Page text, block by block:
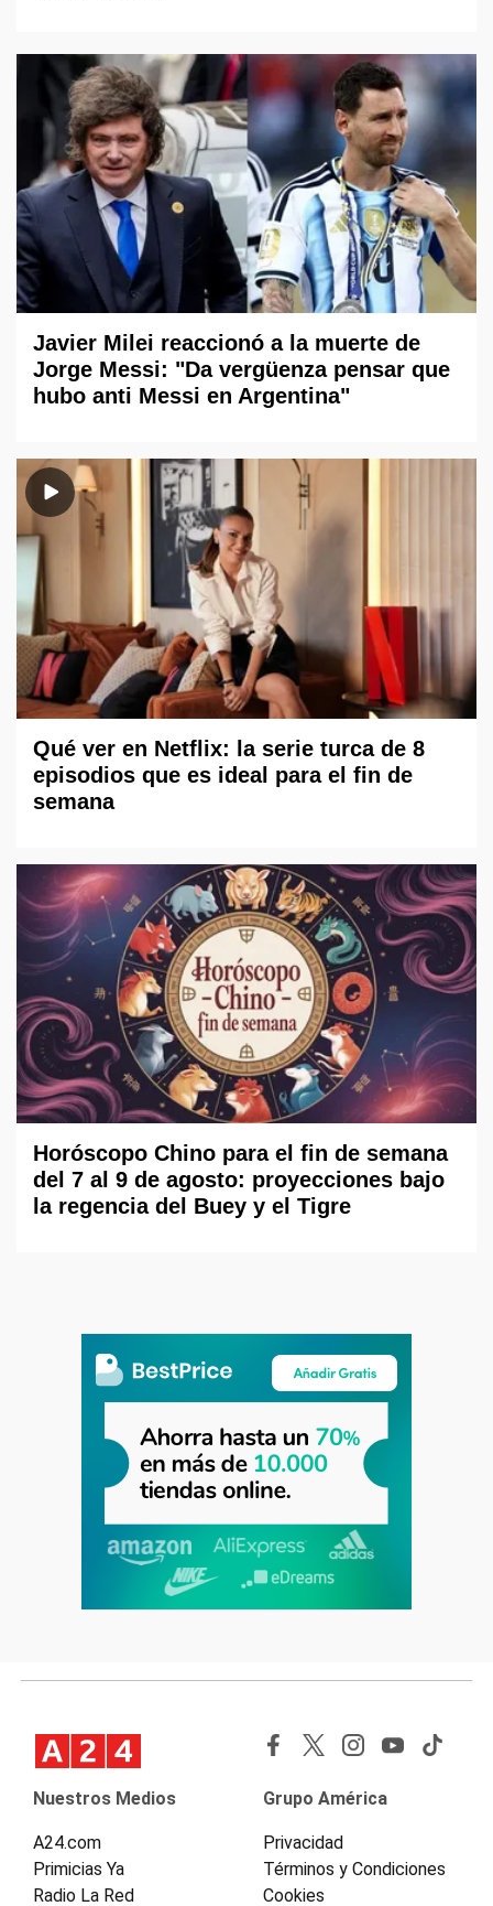
Javier Milei reaccionó a la muerte de
Jorge Messi: "Da vergüenza pensar que
hubo anti Messi en Argentina"
Qué ver en Netflix: la serie turca de 8
episodios que es ideal para el fin de
semana
Horóscopo Chino para el fin de semana
del 7 al 9 de agosto: proyecciones bajo
la regencia del Buey y el Tigre
Nuestros Medios
A24.com
Primicias Ya
Radio La Red
Grupo América
Privacidad
Términos y Condiciones
Cookies